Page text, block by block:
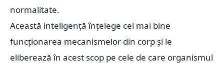
normalitate.
Această inteligență înțelege cel mai bine
funcționarea mecanismelor din corp și le
eliberează în acest scop pe cele de care organismul